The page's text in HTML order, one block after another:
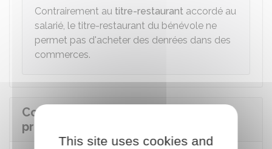
Contrairement au titre-restaurant accordé au
salarié, le titre-restaurant du bénévole ne
permet pas d'acheter des denrées dans des
commerces.
Comment l'association peut-elle se
procurer les titres-restaurant ?
This site uses cookies and